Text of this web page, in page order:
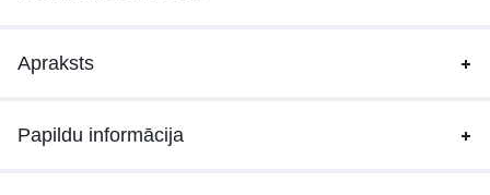
Apraksts
Papildu informācija